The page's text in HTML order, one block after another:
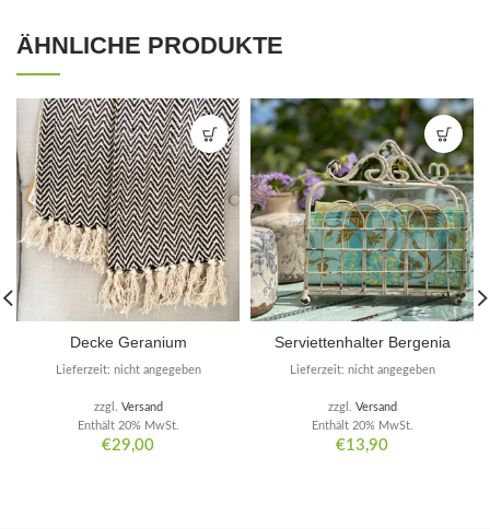
ÄHNLICHE PRODUKTE
Decke Geranium
€29,00
Enthält 20% MwSt.
zzgl. Versand
Lieferzeit: nicht angegeben
Serviettenhalter Bergenia
€13,90
Enthält 20% MwSt.
zzgl. Versand
Lieferzeit: nicht angegeben